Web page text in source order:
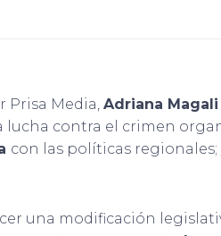
Prisa Media, Adriana
contra el crimen
con las políticas regionales;
una modificación